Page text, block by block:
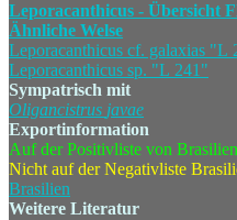
Leporacanthicus - Übersicht
Ähnliche Welse
Leporacanthicus cf. galaxias "L
Leporacanthicus sp. "L 241"
Sympatrisch mit
Oligancistrus javae
Exportinformation
Auf der Positivliste von
Nicht auf der Negativliste
Brasilien
Weitere Literatur